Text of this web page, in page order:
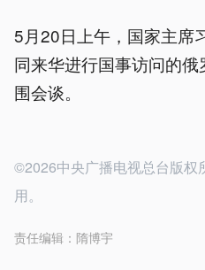
5月20日上午，国家主席
同来华进行国事访问的
围会谈。
©2026中央广播电视总台版权
用。
责任编辑： 隋博宇